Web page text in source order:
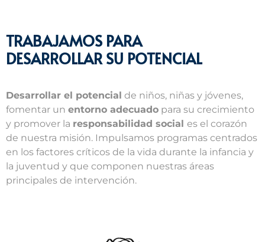
TRABAJAMOS PARA
DESARROLLAR SU POTENCIAL
Desarrollar el potencial de niños, niñas y jóvenes,
fomentar un entorno adecuado para su crecimiento
y promover la responsabilidad social es el corazón
de nuestra misión. Impulsamos programas centrados
en los factores críticos de la vida durante la infancia y
la juventud y que componen nuestras áreas
principales de intervención.